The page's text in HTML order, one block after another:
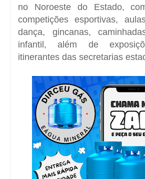
no Noroeste do Estado,
competições esportivas,
dança, gincanas,
infantil, além de
itinerantes das secretarias